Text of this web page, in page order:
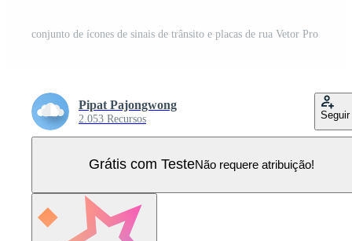
conjunto de ícones de sinais de trânsito e placas de rua Vetor Pro
Pipat Pajongwong
2.053 Recursos Seguir
Grátis com TesteNão requere atribuição!